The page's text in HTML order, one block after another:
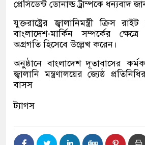
প্রেসিডেন্ট ডোনাল্ড ট্রাম্পকে ধন্যবাদ
যুক্তরাষ্ট্রের জ্বালানিমন্ত্রী ক্রিস
বাংলাদেশ-মার্কিন সম্পর্কের
অগ্রগতি হিসেবে উল্লেখ করেন।
অনুষ্ঠানে বাংলাদেশ দূতাবাসের
জ্বালানি মন্ত্রণালয়ের জ্যেষ্ঠ
বাসস
ট্যাগস